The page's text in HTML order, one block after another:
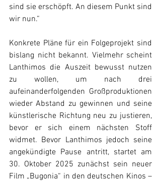
sind sie erschöpft. An diesem Punkt sind
wir nun.“
Konkrete Pläne für ein Folgeprojekt sind
bislang nicht bekannt. Vielmehr scheint
Lanthimos die Auszeit bewusst nutzen
zu wollen, um nach drei
aufeinanderfolgenden Großproduktionen
wieder Abstand zu gewinnen und seine
künstlerische Richtung neu zu justieren,
bevor er sich einem nächsten Stoff
widmet. Bevor Lanthimos jedoch seine
angekündigte Pause antritt, startet am
30. Oktober 2025 zunächst sein neuer
Film „Bugonia“ in den deutschen Kinos –